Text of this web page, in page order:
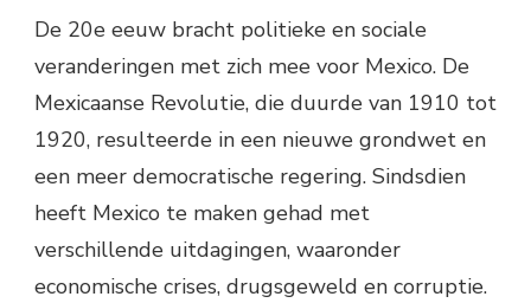
De 20e eeuw bracht politieke en sociale
veranderingen met zich mee voor Mexico. De
Mexicaanse Revolutie, die duurde van 1910 tot
1920, resulteerde in een nieuwe grondwet en
een meer democratische regering. Sindsdien
heeft Mexico te maken gehad met
verschillende uitdagingen, waaronder
economische crises, drugsgeweld en corruptie.